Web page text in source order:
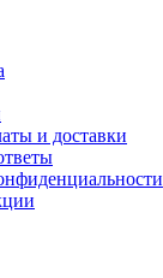
и доставки